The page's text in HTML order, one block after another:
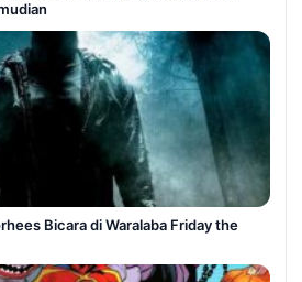
Bicara di Waralaba Friday the